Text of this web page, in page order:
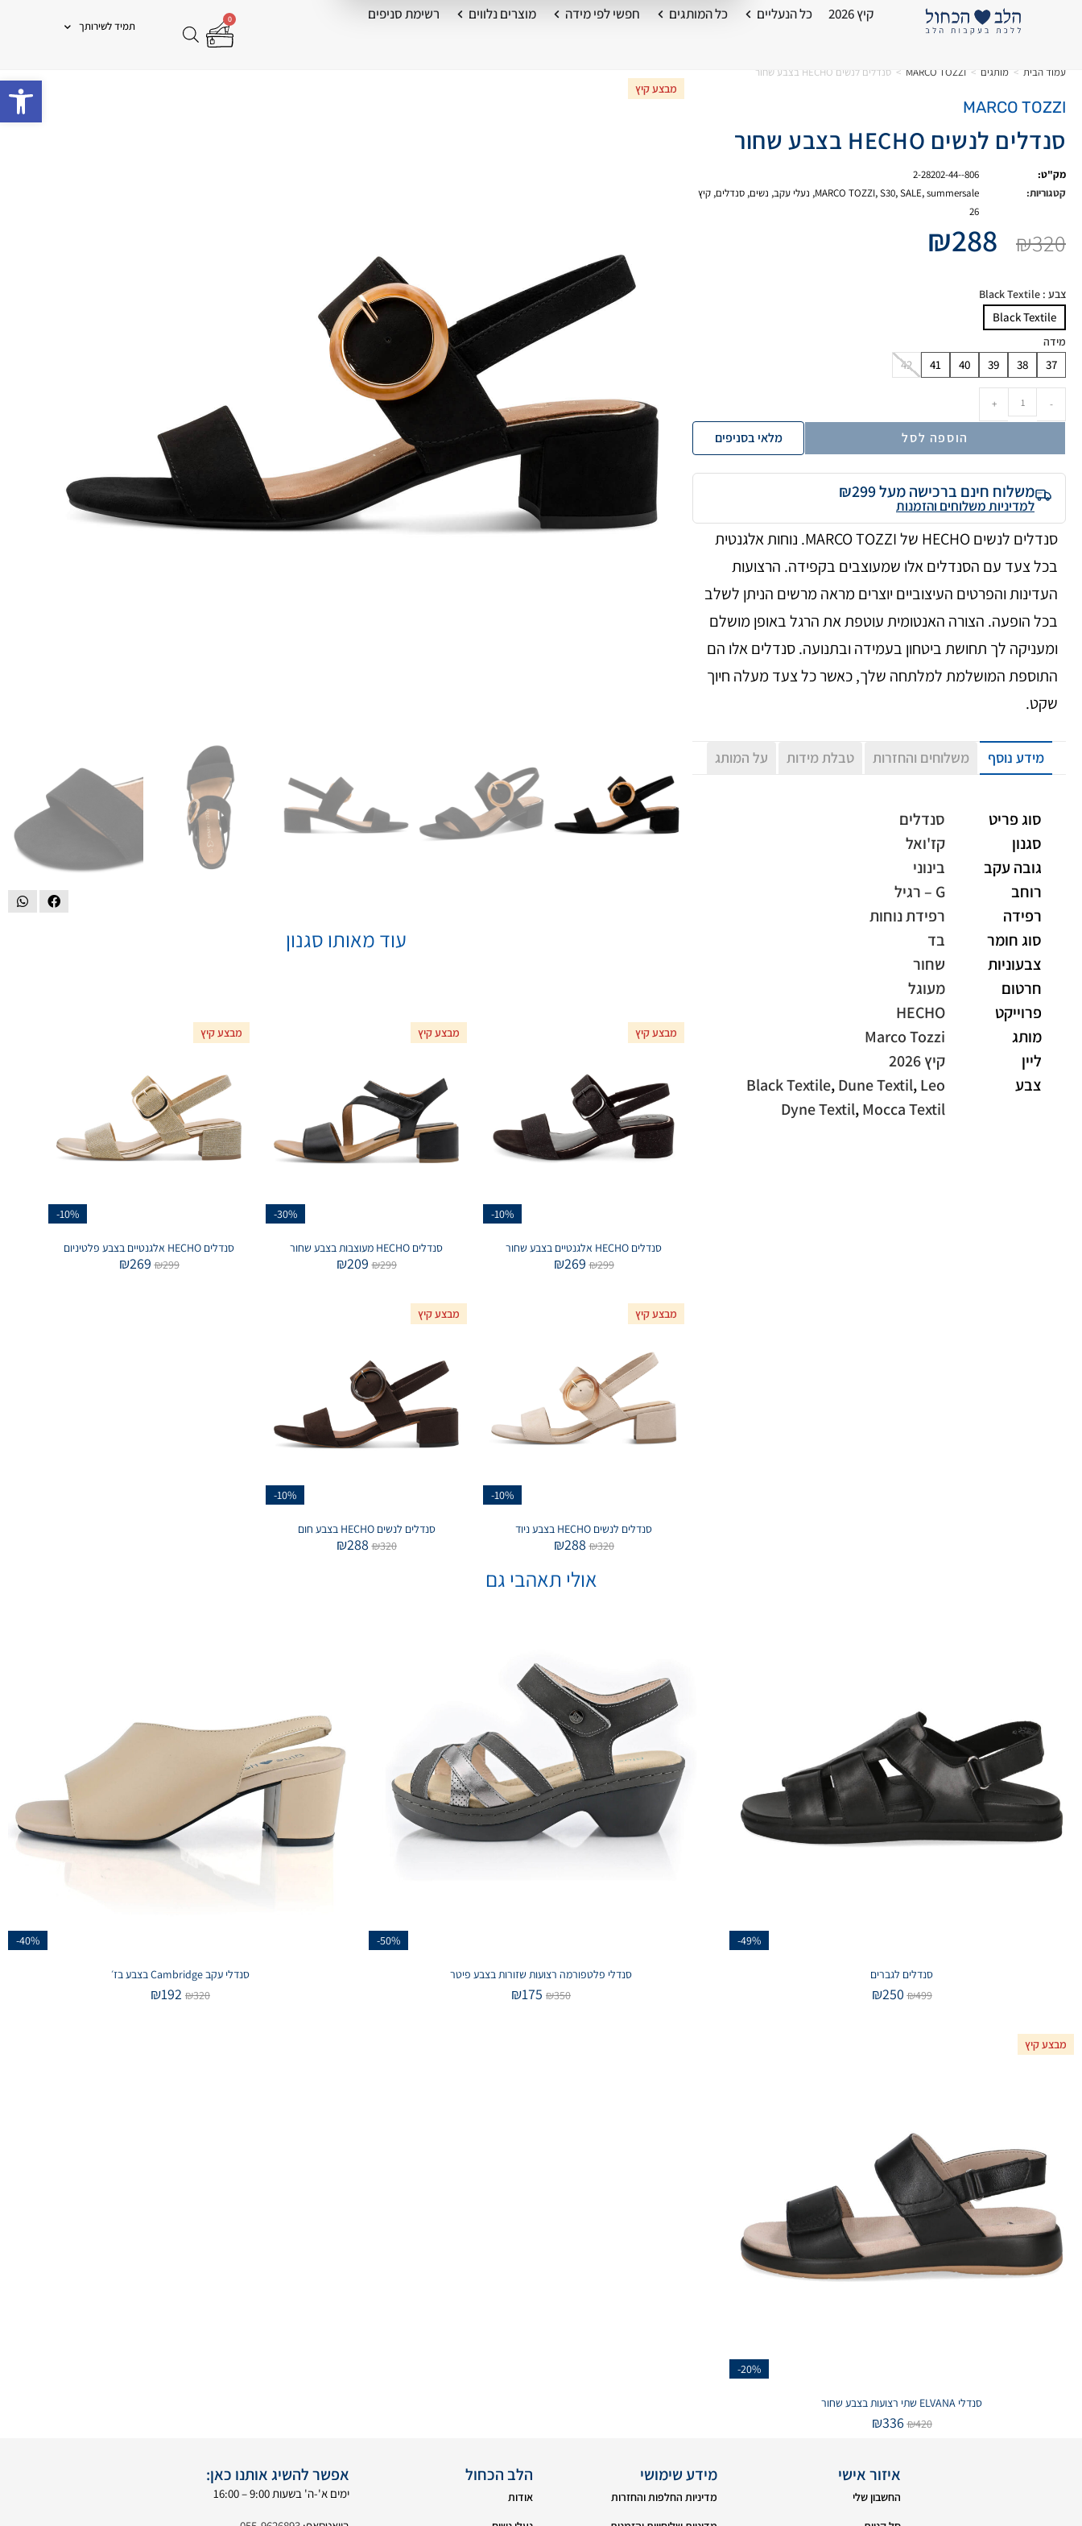
קיץ 2026 כל הנעליים כל המותגים חפשי לפי מידה מוצרים נלווים רשימת סניפים 0
תמיד לשירותך
עמוד הבית > מותגים >
MARCO TOZZI
> סנדלים לנשים HECHO בצבע שחור
MARCO TOZZI
סנדלים לנשים HECHO בצבע שחור
מק"ט:
2-28202-44--806
קטגוריות:
MARCO TOZZI,S30,SALE,summersale
, נעלי עקב, נשים, סנדלים, קיץ
26
₪320
₪288
צבע : Black Textile
Black Textile
מידה
37
38
39
40
41
42
-
+
הוספה לסל מלאי בסניפים
משלוח חינם ברכישה מעל ₪299
למדיניות משלוחים והזמנות
סנדלים לנשים HECHO של MARCO TOZZI. נוחות אלגנטית
בכל צעד עם הסנדלים אלו שמעוצבים בקפידה. הרצועות
העדינות והפרטים העיצוביים יוצרים מראה מרשים הניתן לשלב
בכל הופעה. הצורה האנטומית עוטפת את הרגל באופן מושלם
ומעניקה לך תחושת ביטחון בעמידה ובתנועה. סנדלים אלו הם
התוספת המושלמת למלתחה שלך, כאשר כל צעד מעלה חיוך
שקט.
מידע נוסף משלוחים והחזרות טבלת מידות על המותג
סוג פריט
סנדלים
סגנון
קז'ואל
גובה עקב
בינוני
רוחב
G – רגיל
רפידה
רפידת נוחות
סוג חומר
בד
צבעוניות
שחור
חרטום
מעוגל
פרוייקט
HECHO
מותג
Marco Tozzi
ליין
קיץ 2026
צבע
Black Textile,Dune Textil,Leo
Dyne Textil,Mocca Textil
מבצע קיץ
עוד מאותו סגנון
מבצע קיץ
-10%
סנדלים HECHO אלגנטיים בצבע שחור
₪299
₪269
מבצע קיץ
-30%
סנדלים HECHO מעוצבות בצבע שחור
₪299
₪209
מבצע קיץ
-10%
סנדלים HECHO אלגנטיים בצבע פלטיניום
₪299
₪269
מבצע קיץ
-10%
סנדלים לנשים HECHO בצבע ניוד
₪320
₪288
מבצע קיץ
-10%
סנדלים לנשים HECHO בצבע חום
₪320
₪288
אולי תאהבי גם
-49%
סנדלים לגברים
₪499
₪250
-50%
סנדלי פלטפורמה רצועות שזורות בצבע פיטר
₪350
₪175
-40%
סנדלי עקב Cambridge בצבע בז׳
₪320
₪192
מבצע קיץ
-20%
סנדלי ELVANA שתי רצועות בצבע שחור
₪420
₪336
איזור אישי
החשבון שלי
מידע שימושי
מדיניות החלפות והחזרות
הלב הכחול
אודות
אפשר להשיג אותנו כאן:
ימים א'-ה' בשעות 9:00 – 16:00